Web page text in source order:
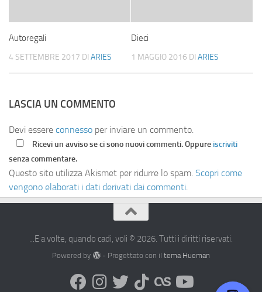
Autoregali
4 SETTEMBRE 2017 DI ARIES
Dieci
1 MAGGIO 2016 DI ARIES
LASCIA UN COMMENTO
Devi essere connesso per inviare un commento.
Ricevi un avviso se ci sono nuovi commenti. Oppure iscriviti
senza commentare.
Questo sito utilizza Akismet per ridurre lo spam. Scopri come
vengono elaborati i dati derivati dai commenti.
...E a volte, quando cadi, voli © 2026. Tutti i diritti riservati.
Powered by - Progettato con il tema Hueman